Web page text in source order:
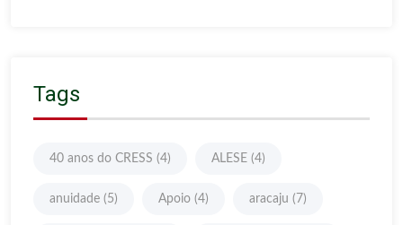
Tags
40 anos do CRESS (4) ALESE (4)
anuidade (5) Apoio (4) aracaju (7)